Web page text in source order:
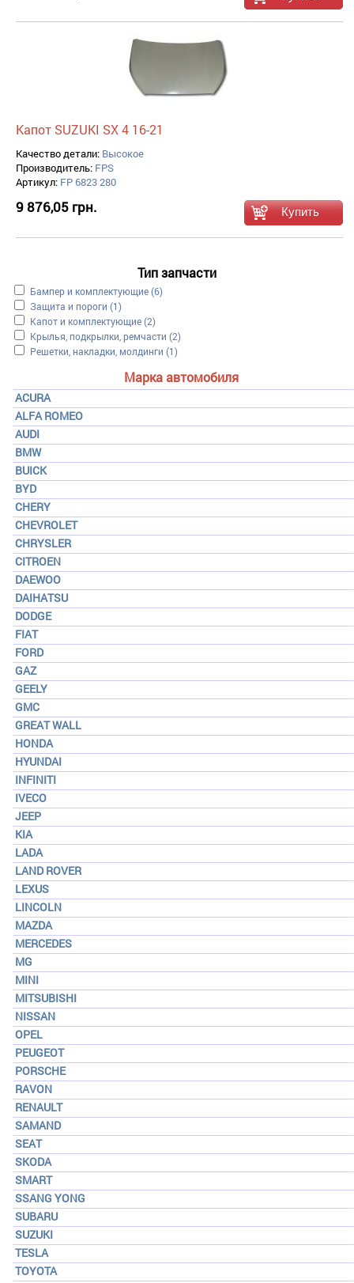
Тип запчасти
Apply Бампер и комплектующие filter
Бампер и комплектующие (6)
Apply Защита и пороги filter
Защита и пороги (1)
Apply Капот и комплектующие filter
Капот и комплектующие (2)
Apply Крылья, подкрылки, ремчасти filter
Крылья, подкрылки, ремчасти (2)
Apply Решетки, накладки, молдинги filter
Решетки, накладки, молдинги (1)
Марка автомобиля
ACURA
ALFA ROMEO
AUDI
BMW
BUICK
BYD
CHERY
CHEVROLET
CHRYSLER
CITROEN
DAEWOO
DAIHATSU
DODGE
FIAT
FORD
GAZ
GEELY
GMC
GREAT WALL
HONDA
HYUNDAI
INFINITI
IVECO
JEEP
KIA
LADA
LAND ROVER
LEXUS
LINCOLN
MAZDA
MERCEDES
MG
MINI
MITSUBISHI
NISSAN
OPEL
PEUGEOT
PORSCHE
RAVON
RENAULT
SAMAND
SEAT
SKODA
SMART
SSANG YONG
SUBARU
SUZUKI
TESLA
TOYOTA
Капот SUZUKI SX 4 16-21
Качество детали: Высокое
Производитель: FPS
Артикул: FP 6823 280
9 876,05 грн.